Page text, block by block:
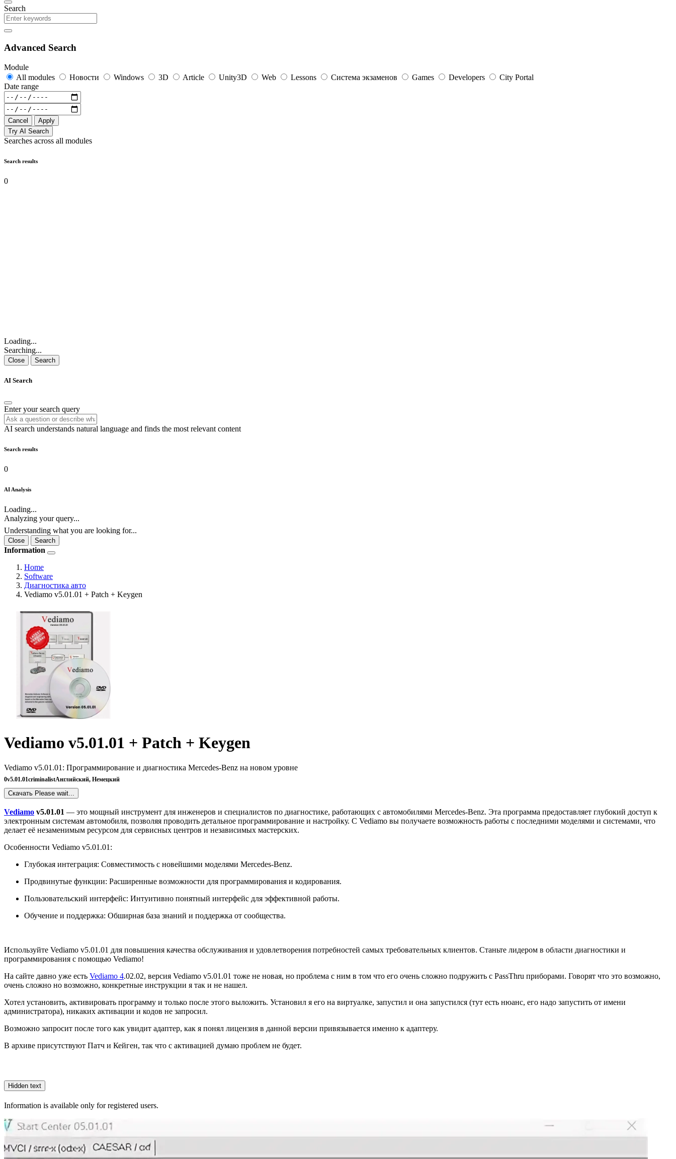
Search
Advanced Search
Module
All modules
Новости Windows 3D Article Unity3D Web Lessons Система экзаменов Games Developers
City Portal
Date range
Cancel
Apply
Try AI Search
Searches across all modules
Search results
0
Loading...
Searching...
Close Search
AI Search
Enter your search query
AI search understands natural language and finds the most relevant content
Search results
0
AI Analysis
Loading...
Analyzing your query...
Understanding what you are looking for...
Close Search
Information
Home
Software
Диагностика авто
Vediamo v5.01.01 + Patch + Keygen
Vediamo v5.01.01 + Patch + Keygen
Vediamo v5.01.01: Программирование и диагностика Mercedes-Benz на новом уровне
0v5.01.01criminalistАнглийский, Немецкий
Скачать Please wait...
Vediamo v5.01.01 — это мощный инструмент для инженеров и специалистов по диагностике, работающих с автомобилями Mercedes-Benz. Эта программа предоставляет глубокий доступ к
электронным системам автомобиля, позволяя проводить детальное программирование и настройку. С Vediamo вы получаете возможность работы с последними моделями и системами, что
делает её незаменимым ресурсом для сервисных центров и независимых мастерских.
Особенности Vediamo v5.01.01:
Глубокая интеграция: Совместимость с новейшими моделями Mercedes-Benz.
Продвинутые функции: Расширенные возможности для программирования и кодирования.
Пользовательский интерфейс: Интуитивно понятный интерфейс для эффективной работы.
Обучение и поддержка: Обширная база знаний и поддержка от сообщества.
Используйте Vediamo v5.01.01 для повышения качества обслуживания и удовлетворения потребностей самых требовательных клиентов. Станьте лидером в области диагностики и
программирования с помощью Vediamo!
На сайте давно уже есть Vediamo 4.02.02, версия Vediamo v5.01.01 тоже не новая, но проблема с ним в том что его очень сложно подружить с PassThru приборами. Говорят что это возможно,
очень сложно но возможно, конкретные инструкции я так и не нашел.
Хотел установить, активировать программу и только после этого выложить. Установил я его на виртуалке, запустил и она запустился (тут есть нюанс, его надо запустить от имени
администратора), никаких активации и кодов не запросил.
Возможно запросит после того как увидит адаптер, как я понял лицензия в данной версии привязывается именно к адаптеру.
В архиве присутствуют Патч и Кейген, так что с активацией думаю проблем не будет.
Hidden text
Information is available only for registered users.